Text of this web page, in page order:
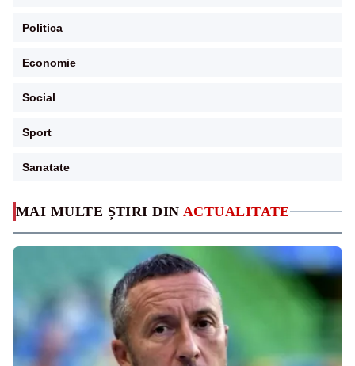
MAI MULTE ȘTIRI DIN ACTUALITATE
Politica
Economie
Social
Sport
Sanatate